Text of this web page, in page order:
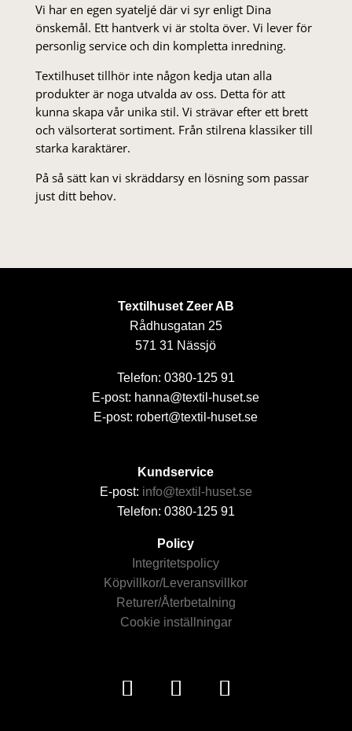
Vi har en egen syateljé där vi syr enligt Dina
önskemål. Ett hantverk vi är stolta över. Vi lever för
personlig service och din kompletta inredning.
Textilhuset tillhör inte någon kedja utan alla
produkter är noga utvalda av oss. Detta för att
kunna skapa vår unika stil. Vi strä­var efter ett brett
och välsorterat sor­ti­ment. Från stil­rena klas­siker till
starka karaktärer.
På så sätt kan vi skräddarsy en lösning som passar
just ditt behov.
Textilhuset Zeer AB
Rådhusgatan 25
571 31 Nässjö
Telefon: 0380-125 91
E-post: hanna@textil-huset.se
E-post: robert@textil-huset.se
Kundservice
E-post: info@textil-huset.se
Telefon: 0380-125 91
Policy
Integritetspolicy
Köpvillkor/Leveransvillkor
Returer/Återbetalning
Cookie inställningar